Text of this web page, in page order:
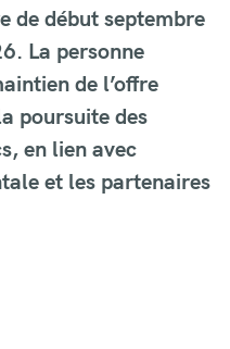
de début septembre
La personne
de l’offre
poursuite des
en lien avec
et les partenaires